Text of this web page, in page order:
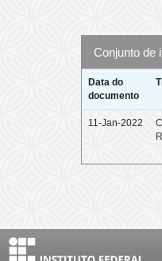
Conjunto de
Data do
documento
11-Jan-2022